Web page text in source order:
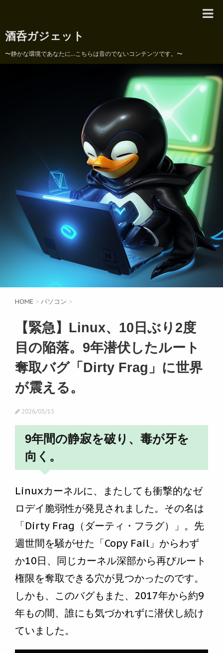
酒呑ガジェット
〜静かな環境であなたに...こちらは音のでないコンテンツです。〜
HOME > パソコン >
【緊急】Linux、10日ぶり2度
目の陥落。9年潜伏したルート
奪取バグ「Dirty Frag」に世界
が震える。
2026/05/15
9年間の静寂を破り、毒が牙を
向く。
Linuxカーネルに、またしても衝撃的なゼ
ロデイ脆弱性が発見されました。その名は
「Dirty Frag（ダーティ・フラグ）」。先
週世間を騒がせた「Copy Fail」からわず
か10日、同じカーネル深部から再びルート
権限を奪取できる穴が見つかったのです。
しかも、このバグもまた、2017年から約9
年もの間、誰にも気づかれずに潜伏し続け
ていました。